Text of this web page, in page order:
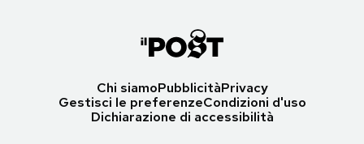
Chi siamoPubblicitàPrivacy
Gestisci le preferenzeCondizioni d'uso
Dichiarazione di accessibilità